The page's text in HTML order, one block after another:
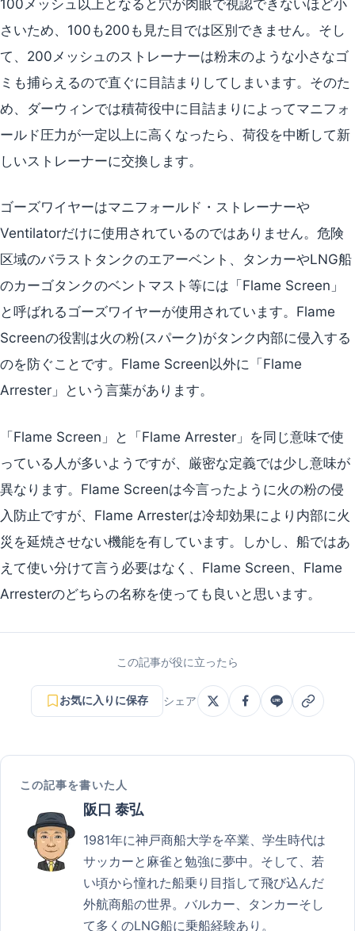
さいため、100も200も見た目では区別できません。そし
て、200メッシュのストレーナーは粉末のような小さなゴ
ミも捕らえるので直ぐに目詰まりしてしまいます。そのた
め、ダーウィンでは積荷役中に目詰まりによってマニフォ
ールド圧力が一定以上に高くなったら、荷役を中断して新
しいストレーナーに交換します。
ゴーズワイヤーはマニフォールド・ストレーナーや
Ventilatorだけに使用されているのではありません。危険
区域のバラストタンクのエアーベント、タンカーやLNG船
のカーゴタンクのベントマスト等には「Flame Screen」
と呼ばれるゴーズワイヤーが使用されています。Flame
Screenの役割は火の粉(スパーク)がタンク内部に侵入する
のを防ぐことです。Flame Screen以外に「Flame
Arrester」という言葉があります。
「Flame Screen」と「Flame Arrester」を同じ意味で使
っている人が多いようですが、厳密な定義では少し意味が
異なります。Flame Screenは今言ったように火の粉の侵
入防止ですが、Flame Arresterは冷却効果により内部に火
災を延焼させない機能を有しています。しかし、船ではあ
えて使い分けて言う必要はなく、Flame Screen、Flame
Arresterのどちらの名称を使っても良いと思います。
この記事が役に立ったら
お気に入りに保存 シェア
この記事を書いた人
阪口 泰弘
1981年に神戸商船大学を卒業、学生時代は
サッカーと麻雀と勉強に夢中。そして、若
い頃から憧れた船乗り目指して飛び込んだ
外航商船の世界。バルカー、タンカーそし
て多くのLNG船に乗船経験あり。